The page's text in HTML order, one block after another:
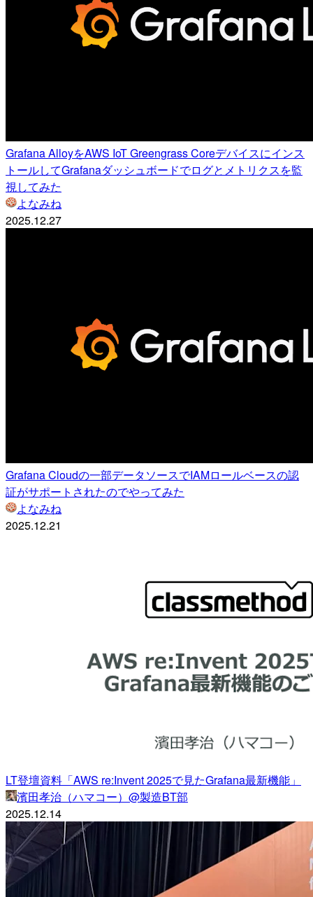
Grafana AlloyをAWS IoT Greengrass Coreデバイスにインス
トールしてGrafanaダッシュボードでログとメトリクスを監
視してみた
よなみね
2025.12.27
Grafana Cloudの一部データソースでIAMロールベースの認
証がサポートされたのでやってみた
よなみね
2025.12.21
LT登壇資料「AWS re:Invent 2025で見たGrafana最新機能」
濱田孝治（ハマコー）@製造BT部
2025.12.14